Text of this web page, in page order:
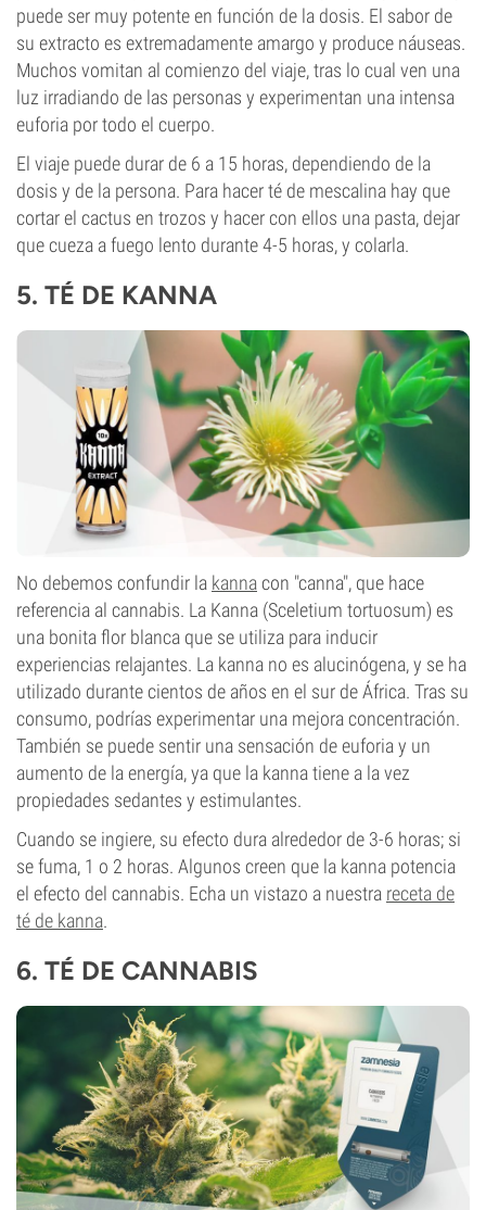
puede ser muy potente en función de la dosis. El sabor de
su extracto es extremadamente amargo y produce náuseas.
Muchos vomitan al comienzo del viaje, tras lo cual ven una
luz irradiando de las personas y experimentan una intensa
euforia por todo el cuerpo.
El viaje puede durar de 6 a 15 horas, dependiendo de la
dosis y de la persona. Para hacer té de mescalina hay que
cortar el cactus en trozos y hacer con ellos una pasta, dejar
que cueza a fuego lento durante 4-5 horas, y colarla.
5. TÉ DE KANNA
No debemos confundir la kannacon "canna", que hace
referencia al cannabis. La Kanna (Sceletium tortuosum) es
una bonita flor blanca que se utiliza para inducir
experiencias relajantes. La kanna no es alucinógena, y se ha
utilizado durante cientos de años en el sur de África. Tras su
consumo, podrías experimentar una mejora concentración.
También se puede sentir una sensación de euforia y un
aumento de la energía, ya que la kanna tiene a la vez
propiedades sedantes y estimulantes.
Cuando se ingiere, su efecto dura alrededor de 3-6 horas; si
se fuma, 1 o 2 horas. Algunos creen que la kanna potencia
el efecto del cannabis. Echa un vistazo a nuestra receta de
té de kanna.
6. TÉ DE CANNABIS